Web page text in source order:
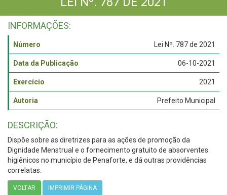
INFORMAÇÕES:
Número Lei Nº. 787 de 2021
Data da Publicação 06-10-2021
Exercício 2021
Autoria Prefeito Municipal
DESCRIÇÃO:
Dispõe sobre as diretrizes para as ações de promoção da
Dignidade Menstrual e o fornecimento gratuito de absorventes
higiênicos no município de Penaforte, e dá outras providências
correlatas.
VOLTAR IMPRIMIR PÁGINA